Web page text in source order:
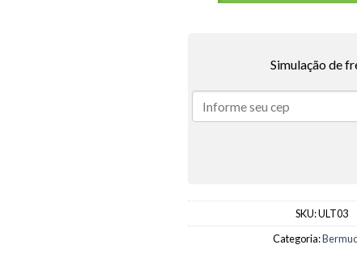
Simulação de
SKU:ULT03
Categoria: